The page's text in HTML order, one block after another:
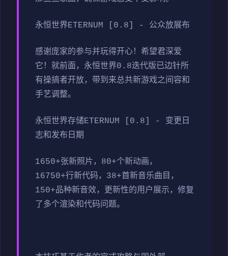
永恒世界ETERNUM [0.8] - 公众放展布
感谢庞家的参与并玩得开心！希望君深爱
它！就前面，永恒世界0.8迭代版已边针所
有操搞者开放，带到来总共新游戏之间容和
手艺调整。
永恒世界存储ETERNUM [0.8] - 变更日
志和发布日期
1650+张新照片，80+个新动画，
16750+行新代码，38+首新音乐曲目，
150+品种新音效，更新性的用户展示，修复
了多个渲染和代码问题。